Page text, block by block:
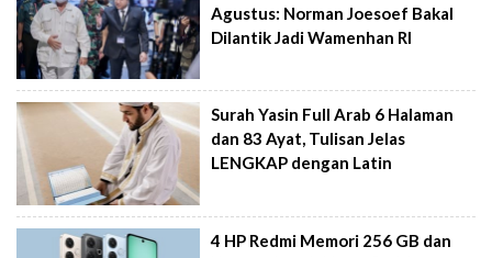
Agustus: Norman Joesoef Bakal
Dilantik Jadi Wamenhan RI
Surah Yasin Full Arab 6 Halaman
dan 83 Ayat, Tulisan Jelas
LENGKAP dengan Latin
4 HP Redmi Memori 256 GB dan